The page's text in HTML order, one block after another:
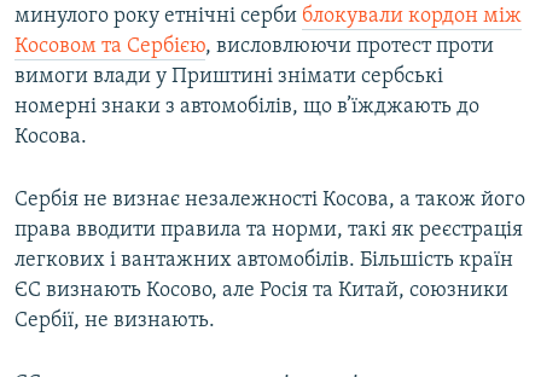
минулого року етнічні серби блокували кордон між
Косовом та Сербією, висловлюючи протест проти
вимоги влади у Приштині знімати сербські
номерні знаки з автомобілів, що в’їжджають до
Косова.
Сербія не визнає незалежності Косова, а також його
права вводити правила та норми, такі як реєстрація
легкових і вантажних автомобілів. Більшість країн
ЄС визнають Косово, але Росія та Китай, союзники
Сербії, не визнають.